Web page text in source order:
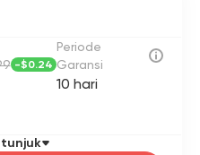
cliproxy atau anti-
pihak ketiga).
Periode
Garansi
10 hari
-$0.24